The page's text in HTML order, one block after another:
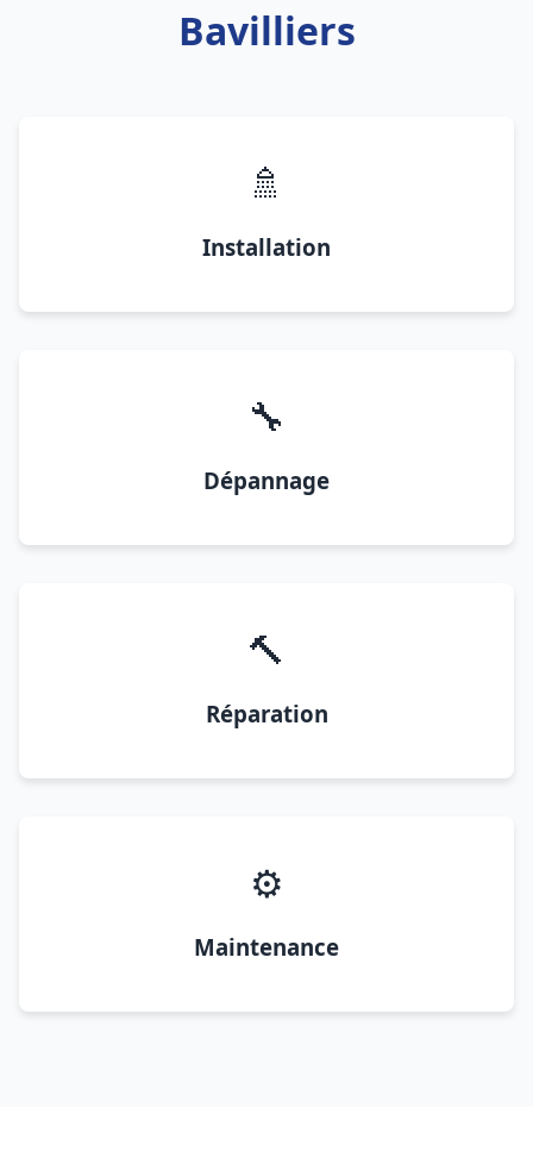
Bavilliers
🚿
Installation
🔧
Dépannage
🔨
Réparation
⚙️
Maintenance